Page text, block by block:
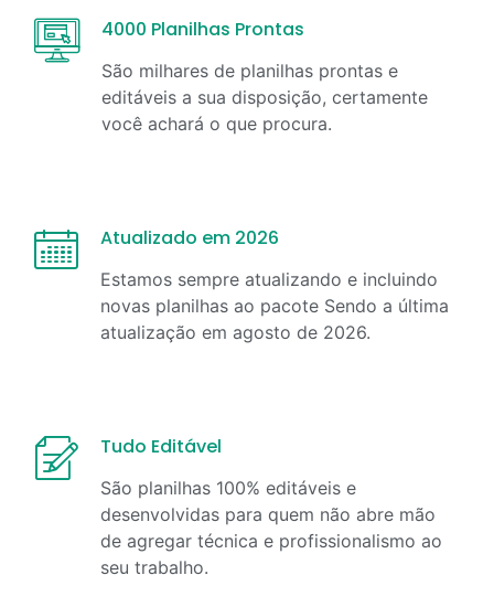
4000 Planilhas Prontas
São milhares de planilhas prontas e
editáveis a sua disposição, certamente
você achará o que procura.
Atualizado em 2026
Estamos sempre atualizando e incluindo
novas planilhas ao pacote Sendo a última
atualização em agosto de 2026.
Tudo Editável
São planilhas 100% editáveis e
desenvolvidas para quem não abre mão
de agregar técnica e profissionalismo ao
seu trabalho.